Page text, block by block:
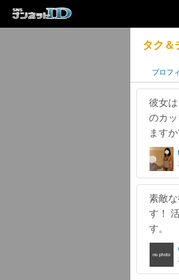
タク＆
プロフ
彼女
のカ
ます
素敵
す！
す。